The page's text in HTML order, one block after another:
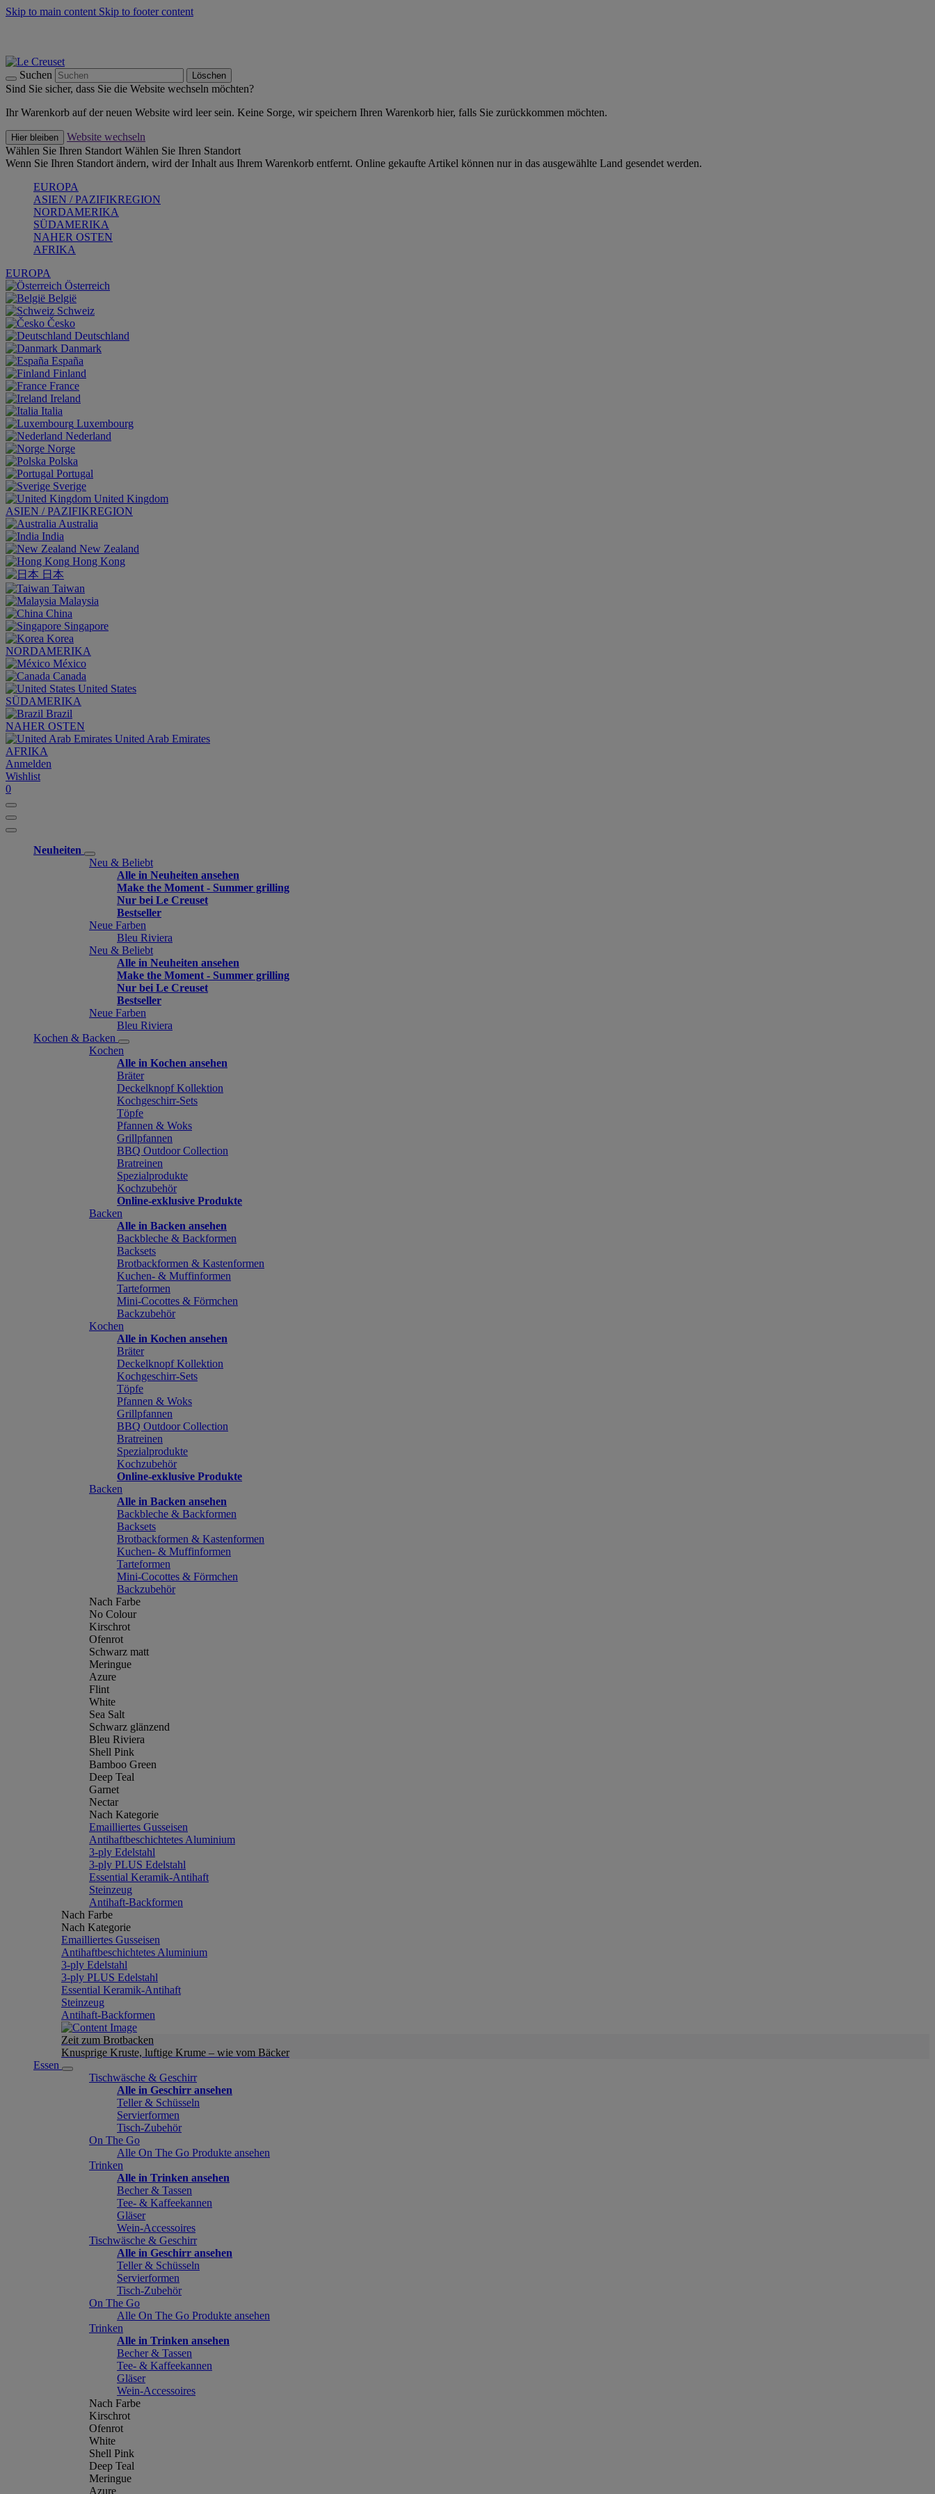
Skip to main content Skip to footer content
Suchen Löschen
Sind Sie sicher, dass Sie die Website wechseln möchten?
Ihr Warenkorb auf der neuen Website wird leer sein. Keine Sorge, wir speichern Ihren Warenkorb hier, falls Sie zurückkommen möchten.
Hier bleiben
Website wechseln
Wählen Sie Ihren Standort Wählen Sie Ihren Standort
Wenn Sie Ihren Standort ändern, wird der Inhalt aus Ihrem Warenkorb entfernt. Online gekaufte Artikel können nur in das ausgewählte Land gesendet werden.
EUROPA
ASIEN / PAZIFIKREGION
NORDAMERIKA
SÜDAMERIKA
NAHER OSTEN
AFRIKA
EUROPA
Österreich
België
Schweiz
Česko
Deutschland
Danmark
España
Finland
France
Ireland
Italia
Luxembourg
Nederland
Norge
Polska
Portugal
Sverige
United Kingdom
ASIEN / PAZIFIKREGION
Australia
India
New Zealand
Hong Kong
日本
Taiwan
Malaysia
China
Singapore
Korea
NORDAMERIKA
México
Canada
United States
SÜDAMERIKA
Brazil
NAHER OSTEN
United Arab Emirates
AFRIKA
Anmelden
Wishlist
0
Neuheiten
Neu & Beliebt
Alle in Neuheiten ansehen
Make the Moment - Summer grilling
Nur bei Le Creuset
Bestseller
Neue Farben
Bleu Riviera
Neu & Beliebt
Alle in Neuheiten ansehen
Make the Moment - Summer grilling
Nur bei Le Creuset
Bestseller
Neue Farben
Bleu Riviera
Kochen & Backen
Kochen
Alle in Kochen ansehen
Bräter
Deckelknopf Kollektion
Kochgeschirr-Sets
Töpfe
Pfannen & Woks
Grillpfannen
BBQ Outdoor Collection
Bratreinen
Spezialprodukte
Kochzubehör
Online-exklusive Produkte
Backen
Alle in Backen ansehen
Backbleche & Backformen
Backsets
Brotbackformen & Kastenformen
Kuchen- & Muffinformen
Tarteformen
Mini-Cocottes & Förmchen
Backzubehör
Kochen
Alle in Kochen ansehen
Bräter
Deckelknopf Kollektion
Kochgeschirr-Sets
Töpfe
Pfannen & Woks
Grillpfannen
BBQ Outdoor Collection
Bratreinen
Spezialprodukte
Kochzubehör
Online-exklusive Produkte
Backen
Alle in Backen ansehen
Backbleche & Backformen
Backsets
Brotbackformen & Kastenformen
Kuchen- & Muffinformen
Tarteformen
Mini-Cocottes & Förmchen
Backzubehör
Nach Farbe
No Colour
Kirschrot
Ofenrot
Schwarz matt
Meringue
Azure
Flint
White
Sea Salt
Schwarz glänzend
Bleu Riviera
Shell Pink
Bamboo Green
Deep Teal
Garnet
Nectar
Nach Kategorie
Emailliertes Gusseisen
Antihaftbeschichtetes Aluminium
3-ply Edelstahl
3-ply PLUS Edelstahl
Essential Keramik-Antihaft
Steinzeug
Antihaft-Backformen
Nach Farbe
Nach Kategorie
Emailliertes Gusseisen
Antihaftbeschichtetes Aluminium
3-ply Edelstahl
3-ply PLUS Edelstahl
Essential Keramik-Antihaft
Steinzeug
Antihaft-Backformen
Zeit zum Brotbacken
Knusprige Kruste, luftige Krume – wie vom Bäcker
Essen
Tischwäsche & Geschirr
Alle in Geschirr ansehen
Teller & Schüsseln
Servierformen
Tisch-Zubehör
On The Go
Alle On The Go Produkte ansehen
Trinken
Alle in Trinken ansehen
Becher & Tassen
Tee- & Kaffeekannen
Gläser
Wein-Accessoires
Tischwäsche & Geschirr
Alle in Geschirr ansehen
Teller & Schüsseln
Servierformen
Tisch-Zubehör
On The Go
Alle On The Go Produkte ansehen
Trinken
Alle in Trinken ansehen
Becher & Tassen
Tee- & Kaffeekannen
Gläser
Wein-Accessoires
Nach Farbe
Kirschrot
Ofenrot
White
Shell Pink
Deep Teal
Meringue
Azure